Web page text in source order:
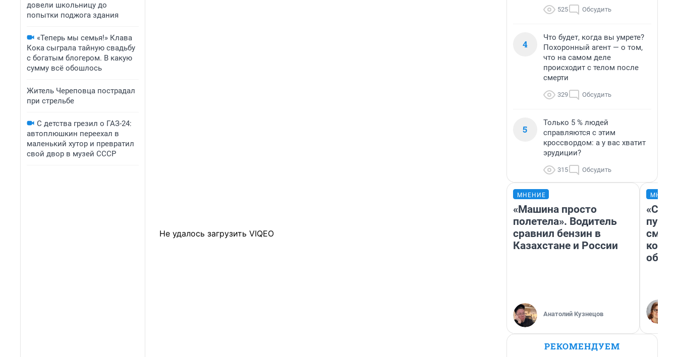
довели школьницу до
попытки поджога здания
«Теперь мы семья!» Клава
Кока сыграла тайную свадьбу
с богатым блогером. В какую
сумму всё обошлось
Житель Череповца пострадал
при стрельбе
С детства грезил о ГАЗ-24:
автоплюшкин переехал в
маленький хутор и превратил
свой двор в музей СССР
Не удалось загрузить VIQEO
525 Обсудить
4
Что будет, когда вы умрете?
Похоронный агент — о том,
что на самом деле
происходит с телом после
смерти
329 Обсудить
5
Только 5 % людей
справляются с этим
кроссвордом: а у вас хватит
эрудиции?
315 Обсудить
МНЕНИЕ
«Машина просто
полетела». Водитель
сравнил бензин в
Казахстане и России
Анатолий Кузнецов
РЕКОМЕНДУЕМ